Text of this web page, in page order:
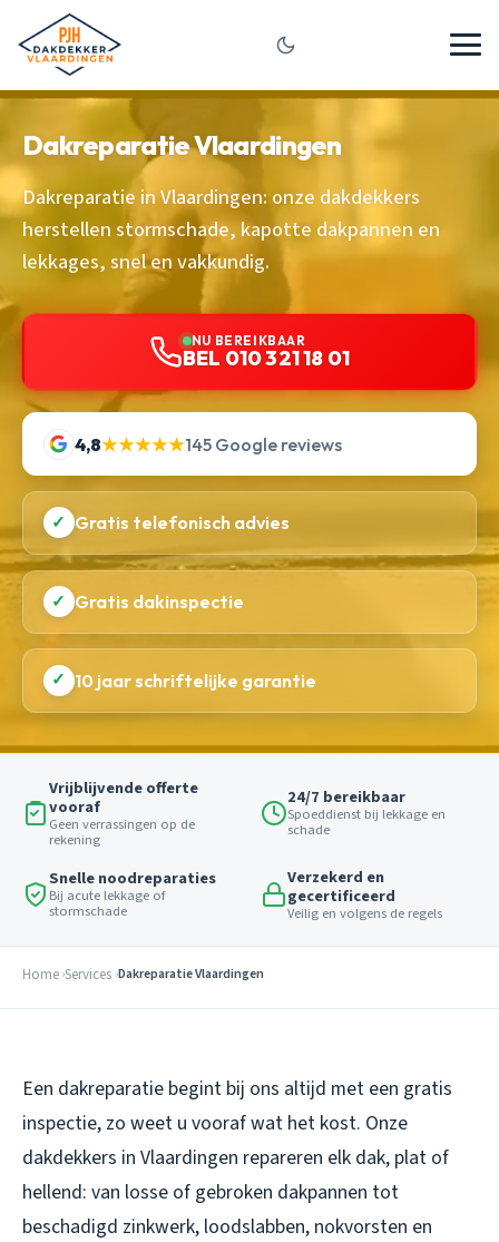
Dakreparatie Vlaardingen
Dakreparatie in Vlaardingen: onze dakdekkers
herstellen stormschade, kapotte dakpannen en
lekkages, snel en vakkundig.
NU BEREIKBAAR
BEL 010 321 18 01
4,8★★★★★145 Google reviews
✓ Gratis telefonisch advies
✓ Gratis dakinspectie
✓ 10 jaar schriftelijke garantie
Vrijblijvende offerte
vooraf
Geen verrassingen op de
rekening
24/7 bereikbaar
Spoeddienst bij lekkage en
schade
Snelle noodreparaties
Bij acute lekkage of
stormschade
Verzekerd en
gecertificeerd
Veilig en volgens de regels
Home Services Dakreparatie Vlaardingen
Een dakreparatie begint bij ons altijd met een gratis
inspectie, zo weet u vooraf wat het kost. Onze
dakdekkers in Vlaardingen repareren elk dak, plat of
hellend: van losse of gebroken dakpannen tot
beschadigd zinkwerk, loodslabben, nokvorsten en